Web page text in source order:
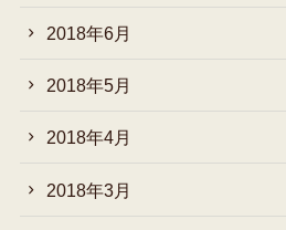
2018年6月
2018年5月
2018年4月
2018年3月